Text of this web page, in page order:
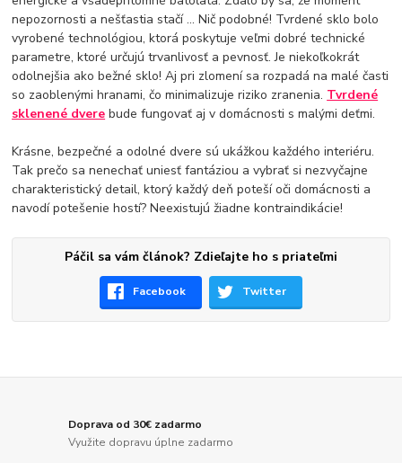
nepozornosti a nešťastia stačí ... Nič podobné! Tvrdené sklo bolo
vyrobené technológiou, ktorá poskytuje veľmi dobré technické
parametre, ktoré určujú trvanlivosť a pevnosť. Je niekoľkokrát
odolnejšia ako bežné sklo! Aj pri zlomení sa rozpadá na malé časti
so zaoblenými hranami, čo minimalizuje riziko zranenia. Tvrdené
sklenené dvere bude fungovať aj v domácnosti s malými deťmi.
Krásne, bezpečné a odolné dvere sú ukážkou každého interiéru.
Tak prečo sa nenechať uniesť fantáziou a vybrať si nezvyčajne
charakteristický detail, ktorý každý deň poteší oči domácnosti a
navodí potešenie hostí? Neexistujú žiadne kontraindikácie!
Páčil sa vám článok? Zdieľajte ho s priateľmi
Facebook Twitter
Doprava od 30€ zadarmo
Využite dopravu úplne zadarmo